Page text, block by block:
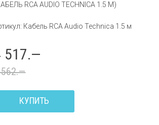
RCA AUDIO TECHNICA 1.5 М)
Кабель RCA Audio Technica 1.5 м
517.—
КУПИТЬ